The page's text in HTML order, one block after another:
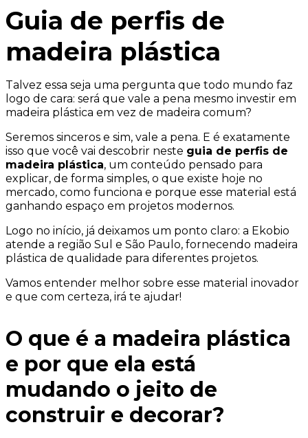
Guia de perfis de
madeira plástica
Talvez essa seja uma pergunta que todo mundo faz
logo de cara: será que vale a pena mesmo investir em
madeira plástica em vez de madeira comum?
Seremos sinceros e sim, vale a pena. E é exatamente
isso que você vai descobrir neste guia de perfis de
madeira plástica, um conteúdo pensado para
explicar, de forma simples, o que existe hoje no
mercado, como funciona e porque esse material está
ganhando espaço em projetos modernos.
Logo no início, já deixamos um ponto claro: a Ekobio
atende a região Sul e São Paulo, fornecendo madeira
plástica de qualidade para diferentes projetos.
Vamos entender melhor sobre esse material inovador
e que com certeza, irá te ajudar!
O que é a madeira plástica
e por que ela está
mudando o jeito de
construir e decorar?